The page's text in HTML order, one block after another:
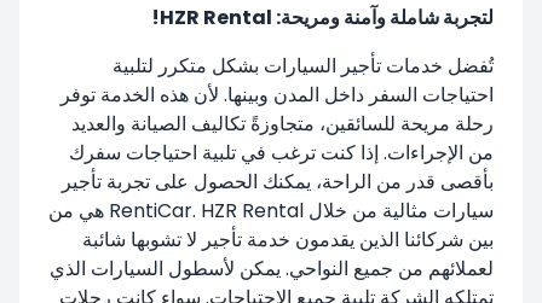
لتجربة شاملة وآمنة ومريحة: HZR Rental!
تُفضل خدمات تأجير السيارات بشكل متكرر لتلبية
احتياجات السفر داخل المدن وبينها. لأن هذه الخدمة توفر
رحلة مريحة للسائقين، متجاوزةً تكاليف الصيانة والعديد
من الإجراءات. إذا كنت ترغب في تلبية احتياجات سفرك
بأقصى قدر من الراحة، يمكنك الحصول على تجربة تأجير
سيارات مثالية من خلال RentiCar. HZR Rental هي من
بين شركائنا الذين يقدمون خدمة تأجير لا تشوبها شائبة
لعملائهم من جميع النواحي. يمكن لأسطول السيارات الذي
تمتلكه الشركة تلبية جميع الاحتياجات. سواء كانت رحلات